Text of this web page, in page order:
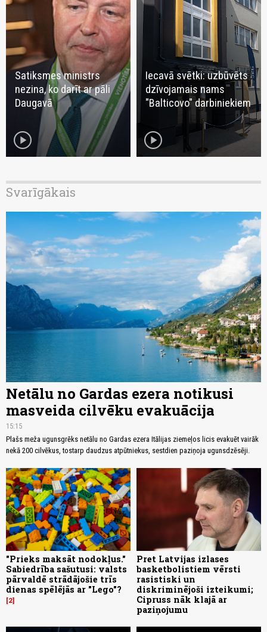
Satiksmes ministrs
nezina, ko darīt ar pāli
Daugavā
play_circle
Iecavā svētki: uzbūvēts
dzīvojamais nams
"Balticovo" darbiniekiem
play_circle
Svarīgākais
Netālu no Gardas ezera notikusi
masveida cilvēku evakuācija
15:15
Plašs meža ugunsgrēks netālu no Gardas ezera Itālijas ziemeļos licis evakuēt vairāk
nekā 200 cilvēkus, tostarp daudzus atpūtniekus, sestdien paziņoja ugunsdzēsēji.
"Prieks maksāt nodokļus."
Sabiedrība sašutusi: valsts
pārvaldē strādājošie trīs
dienas spēlējās ar "Lego"?
2
Pret Latvijas izlases
basketbolistiem vērsti
rasistiski un
diskriminējoši izteikumi;
Cipruss nāk klajā ar
paziņojumu